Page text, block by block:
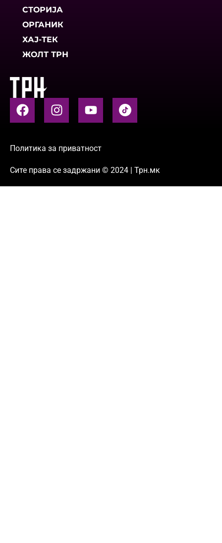
СТОРИЈА
ОРГАНИК
ХАЈ-ТЕК
ЖОЛТ ТРН
Политика за приватност
Сите права се задржани © 2024 | Трн.мк